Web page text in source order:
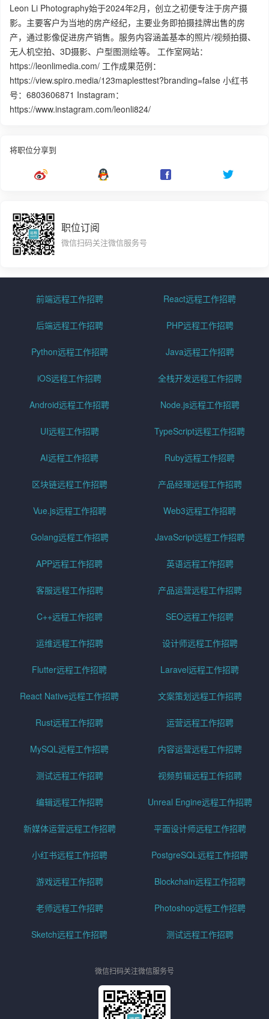
Leon Li Photography始于2024年2月，创立之初便专注于房产摄
影。主要客户为当地的房产经纪，主要业务即拍摄挂牌出售的房
产，通过影像促进房产销售。服务内容涵盖基本的照片/视频拍摄、
无人机空拍、3D摄影、户型图测绘等。 工作室网站：
https://leonlimedia.com/ 工作成果范例：
https://view.spiro.media/123maplesttest?branding=false 小红书
号：6803606871 Instagram：
https://www.instagram.com/leonli824/
将职位分享到
职位订阅
微信扫码关注微信服务号
前端远程工作招聘 React远程工作招聘
后端远程工作招聘 PHP远程工作招聘
Python远程工作招聘 Java远程工作招聘
iOS远程工作招聘 全栈开发远程工作招聘
Android远程工作招聘 Node.js远程工作招聘
UI远程工作招聘 TypeScript远程工作招聘
AI远程工作招聘 Ruby远程工作招聘
区块链远程工作招聘 产品经理远程工作招聘
Vue.js远程工作招聘 Web3远程工作招聘
Golang远程工作招聘 JavaScript远程工作招聘
APP远程工作招聘 英语远程工作招聘
客服远程工作招聘 产品运营远程工作招聘
C++远程工作招聘 SEO远程工作招聘
运维远程工作招聘 设计师远程工作招聘
Flutter远程工作招聘 Laravel远程工作招聘
React Native远程工作招聘 文案策划远程工作招聘
Rust远程工作招聘 运营远程工作招聘
MySQL远程工作招聘 内容运营远程工作招聘
测试远程工作招聘 视频剪辑远程工作招聘
编辑远程工作招聘 Unreal Engine远程工作招聘
新媒体运营远程工作招聘 平面设计师远程工作招聘
小红书远程工作招聘 PostgreSQL远程工作招聘
游戏远程工作招聘 Blockchain远程工作招聘
老师远程工作招聘 Photoshop远程工作招聘
Sketch远程工作招聘 测试远程工作招聘
微信扫码关注微信服务号